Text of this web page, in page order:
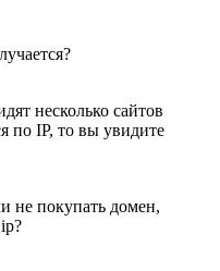
несколько сайтов
по IP, то вы увидите
не покупать домен,